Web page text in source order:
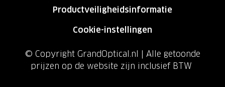
Productveiligheidsinformatie
Cookie-instellingen
© Copyright GrandOptical.nl | Alle getoonde
prijzen op de website zijn inclusief BTW